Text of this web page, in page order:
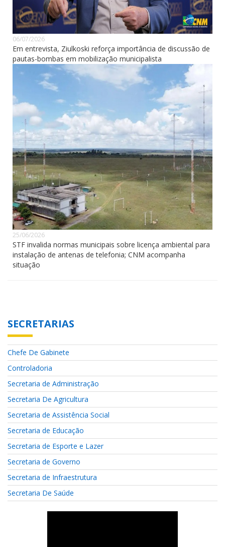
06/07/2026
Em entrevista, Ziulkoski reforça importância de discussão de
pautas-bombas em mobilização municipalista
25/06/2026
STF invalida normas municipais sobre licença ambiental para
instalação de antenas de telefonia; CNM acompanha
situação
SECRETARIAS
Chefe De Gabinete
Controladoria
Secretaria de Administração
Secretaria De Agricultura
Secretaria de Assistência Social
Secretaria de Educação
Secretaria de Esporte e Lazer
Secretaria de Governo
Secretaria de Infraestrutura
Secretaria De Saúde